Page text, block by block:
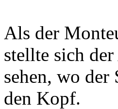
Als der
stellte sich
sehen, wo
den Kopf.